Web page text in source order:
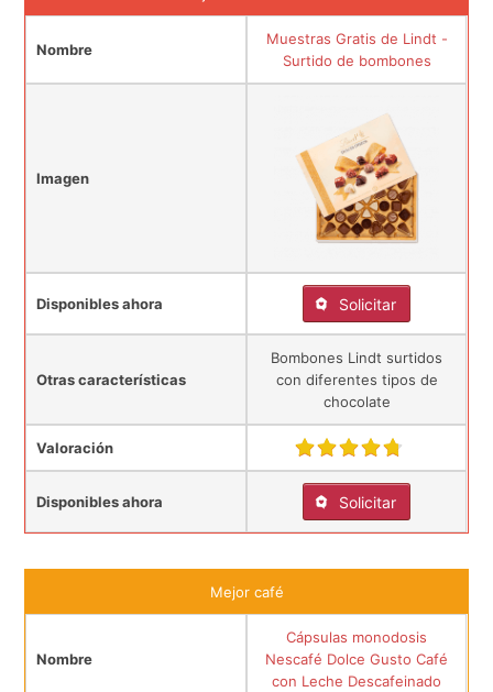
Nombre
Muestras Gratis de Lindt -
Surtido de bombones
Imagen
Disponibles ahora Solicitar
Otras características
Bombones Lindt surtidos
con diferentes tipos de
chocolate
Valoración
Disponibles ahora Solicitar
Mejor café
Nombre
Cápsulas monodosis
Nescafé Dolce Gusto Café
con Leche Descafeinado